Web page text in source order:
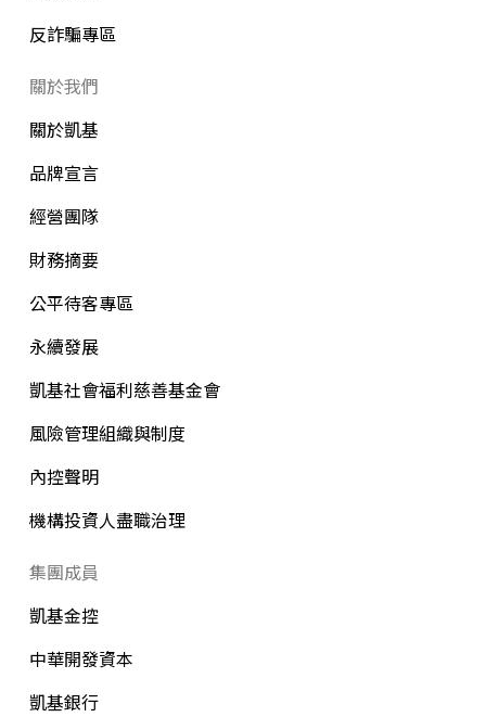
反詐騙專區
關於我們
關於凱基
品牌宣言
經營團隊
財務摘要
公平待客專區
永續發展
凱基社會福利慈善基金會
風險管理組織與制度
內控聲明
機構投資人盡職治理
集團成員
凱基金控
中華開發資本
凱基銀行